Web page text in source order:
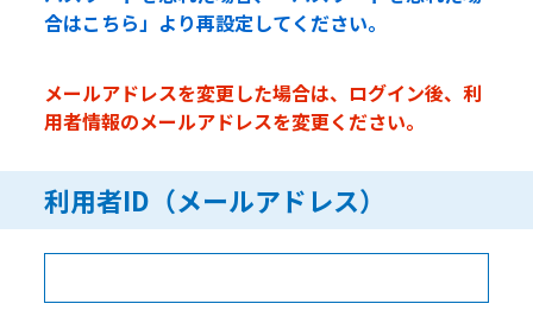
合はこちら」より再設定してください。
メールアドレスを変更した場合は、ログイン後、利
用者情報のメールアドレスを変更ください。
利用者ID（メールアドレス）